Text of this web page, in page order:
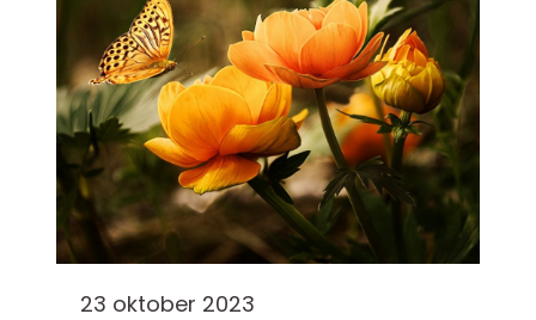
23 oktober 2023